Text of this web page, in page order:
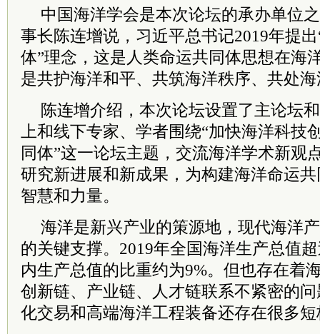
中国海洋学会是本次论坛的承办单位
事长陈连增说， 习近平总书记2019年提
体”理念，这是人类命运共同体思想在海
是共护海洋和平、共筑海洋秩序、共处
陈连增介绍，本次论坛设置了主论坛
上和线下专家、学者围绕“加快海洋科技
同体”这一论坛主题，交流海洋学术新观
研究新进展和新成果，为构建海洋命运
智慧和力量。
海洋是新兴产业的策源地，现代海洋
的关键支撑。2019年全国海洋生产总值
内生产总值的比重约为9%。但也存在着
创新链、产业链、人才链联系不紧密的
化交易和高端海洋工程装备还存在很多